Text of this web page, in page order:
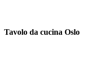
Tavolo da cucina Oslo